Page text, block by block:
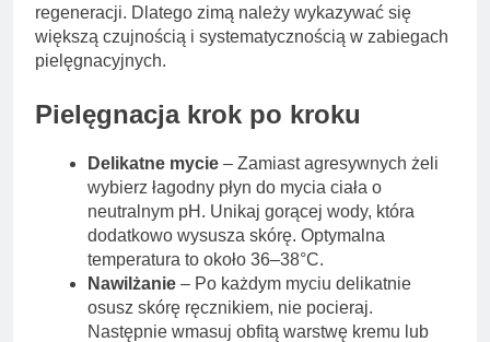
regeneracji. Dlatego zimą należy wykazywać się
większą czujnością i systematycznością w zabiegach
pielęgnacyjnych.
Pielęgnacja krok po kroku
Delikatne mycie – Zamiast agresywnych żeli
wybierz łagodny płyn do mycia ciała o
neutralnym pH. Unikaj gorącej wody, która
dodatkowo wysusza skórę. Optymalna
temperatura to około 36–38°C.
Nawilżanie – Po każdym myciu delikatnie
osusz skórę ręcznikiem, nie pocieraj.
Następnie wmasuj obfitą warstwę kremu lub